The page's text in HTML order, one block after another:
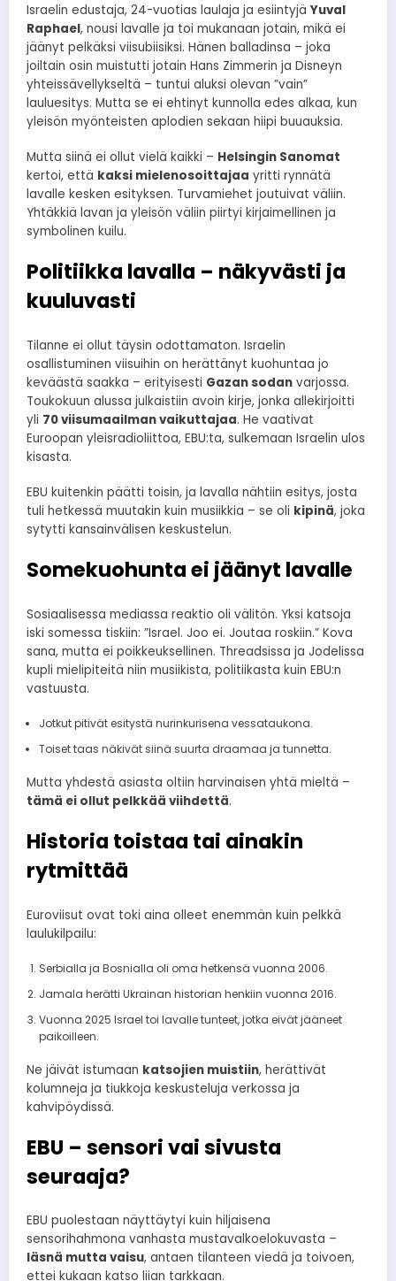
Israelin edustaja, 24-vuotias laulaja ja esiintyjä Yuval
Raphael, nousi lavalle ja toi mukanaan jotain, mikä ei
jäänyt pelkäksi viisubiisiksi. Hänen balladinsa – joka
joiltain osin muistutti jotain Hans Zimmerin ja Disneyn
yhteissävellykseltä – tuntui aluksi olevan ”vain”
lauluesitys. Mutta se ei ehtinyt kunnolla edes alkaa, kun
yleisön myönteisten aplodien sekaan hiipi buuauksia.
Mutta siinä ei ollut vielä kaikki – Helsingin Sanomat
kertoi, että kaksi mielenosoittajaa yritti rynnätä
lavalle kesken esityksen. Turvamiehet joutuivat väliin.
Yhtäkkiä lavan ja yleisön väliin piirtyi kirjaimellinen ja
symbolinen kuilu.
Politiikka lavalla – näkyvästi ja
kuuluvasti
Tilanne ei ollut täysin odottamaton. Israelin
osallistuminen viisuihin on herättänyt kuohuntaa jo
keväästä saakka – erityisesti Gazan sodan varjossa.
Toukokuun alussa julkaistiin avoin kirje, jonka allekirjoitti
yli 70 viisumaailman vaikuttajaa. He vaativat
Euroopan yleisradioliittoa, EBU:ta, sulkemaan Israelin ulos
kisasta.
EBU kuitenkin päätti toisin, ja lavalla nähtiin esitys, josta
tuli hetkessä muutakin kuin musiikkia – se oli kipinä, joka
sytytti kansainvälisen keskustelun.
Somekuohunta ei jäänyt lavalle
Sosiaalisessa mediassa reaktio oli välitön. Yksi katsoja
iski somessa tiskiin: ”Israel. Joo ei. Joutaa roskiin.” Kova
sana, mutta ei poikkeuksellinen. Threadsissa ja Jodelissa
kupli mielipiteitä niin musiikista, politiikasta kuin EBU:n
vastuusta.
Jotkut pitivät esitystä nurinkurisena vessataukona.
Toiset taas näkivät siinä suurta draamaa ja tunnetta.
Mutta yhdestä asiasta oltiin harvinaisen yhtä mieltä –
tämä ei ollut pelkkää viihdettä.
Historia toistaa tai ainakin
rytmittää
Euroviisut ovat toki aina olleet enemmän kuin pelkkä
laulukilpailu:
Serbialla ja Bosnialla oli oma hetkensä vuonna 2006.
Jamala herätti Ukrainan historian henkiin vuonna 2016.
Vuonna 2025 Israel toi lavalle tunteet, jotka eivät jääneet
paikoilleen.
Ne jäivät istumaan katsojien muistiin, herättivät
kolumneja ja tiukkoja keskusteluja verkossa ja
kahvipöydissä.
EBU – sensori vai sivusta
seuraaja?
EBU puolestaan näyttäytyi kuin hiljaisena
sensorihahmona vanhasta mustavalkoelokuvasta –
läsnä mutta vaisu, antaen tilanteen viedä ja toivoen,
ettei kukaan katso liian tarkkaan.